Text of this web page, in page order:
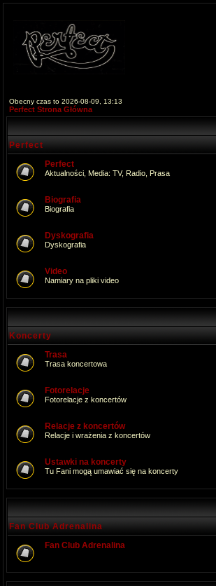
Obecny czas to 2026-08-09, 13:13
Perfect Strona Główna
Perfect
Perfect
Aktualności, Media: TV, Radio, Prasa
Biografia
Biografia
Dyskografia
Dyskografia
Video
Namiary na pliki video
Koncerty
Trasa
Trasa koncertowa
Fotorelacje
Fotorelacje z koncertów
Relacje z koncertów
Relacje i wrażenia z koncertów
Ustawki na koncerty
Tu Fani mogą umawiać się na koncerty
Fan Club Adrenalina
Fan Club Adrenalina